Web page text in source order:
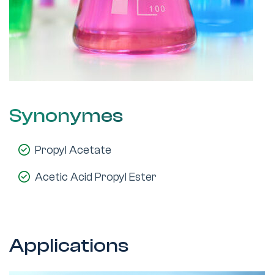
Synonymes
Propyl Acetate
Acetic Acid Propyl Ester
Applications